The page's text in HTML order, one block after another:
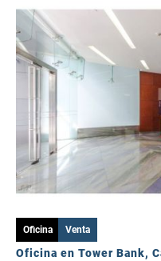
Oficina Venta
Oficina en Tower Bank,